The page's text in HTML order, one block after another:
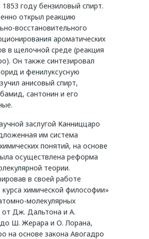
году бензиловый спирт.
открыл реакцию
восстановительного
ароматических
в щелочной среде (реакция
Он также синтезировал
и фенилуксусную
анисовый спирт,
сантонин и его
заслугой Канниццаро
им система
понятий, на основе
осуществлена реформа
теории.
в своей работе
курса химической философии»
молекулярных
от Дж. Дальтона и А.
Ш. Жерара и О. Лорана,
на основе закона Авогадро